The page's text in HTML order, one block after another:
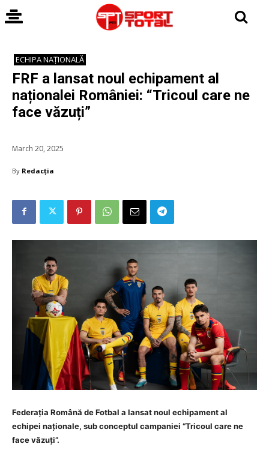
ECHIPA NAȚIONALĂ
FRF a lansat noul echipament al
naționalei României: “Tricoul care ne
face văzuți”
March 20, 2025
By Redacția
Federația Română de Fotbal a lansat noul echipament al
echipei naționale, sub conceptul campaniei “Tricoul care ne
face văzuți”.